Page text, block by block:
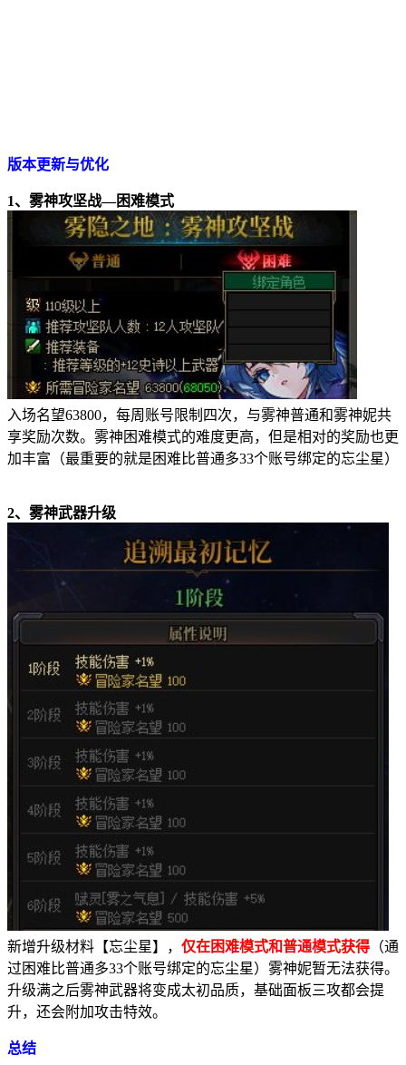
版本更新与优化
1、雾神攻坚战—困难模式
入场名望63800，每周账号限制四次，与雾神普通和雾神妮共
享奖励次数。雾神困难模式的难度更高，但是相对的奖励也更
加丰富（最重要的就是困难比普通多33个账号绑定的忘尘星）
2、雾神武器升级
新增升级材料【忘尘星】， 仅在困难模式和普通模式获得 （通
过困难比普通多33个账号绑定的忘尘星）雾神妮暂无法获得。
升级满之后雾神武器将变成太初品质，基础面板三攻都会提
升，还会附加攻击特效。
总结